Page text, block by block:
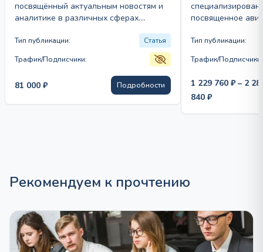
посвящённый актуальным новостям и
аналитике в различных сферах.
политики, культуры и технологий,…
Тип публикации:
Статья
Трафик/Подписчики:
81 000 ₽ Подробности
посвященное
актуальные
Тип публикации:
Трафик/Подписчики:
1 229 760 ₽ – 2
840 ₽Диапазон
Рекомендуем к прочтению